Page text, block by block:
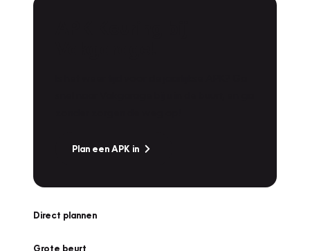
Plan een APK in
Direct plannen
Grote beurt